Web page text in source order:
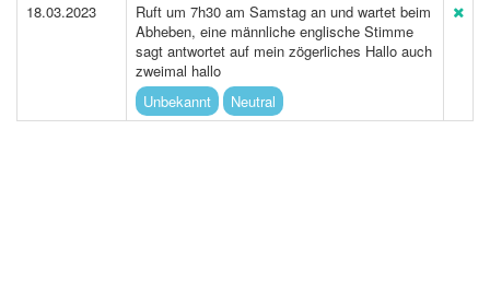
18.03.2023
Ruft um 7h30 am Samstag an und wartet beim
Abheben, eine männliche englische Stimme
sagt antwortet auf mein zögerliches Hallo auch
zweimal hallo
Unbekannt
Neutral